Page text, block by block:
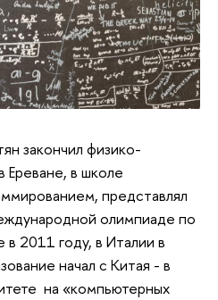
закончил физико-
Ереване, в школе
представлял
олимпиаде по
2011 году, в Италии в
начал с Китая - в
на «компьютерных